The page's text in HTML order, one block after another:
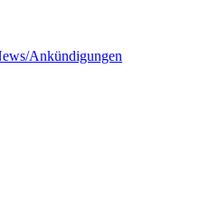
Ankündigungen